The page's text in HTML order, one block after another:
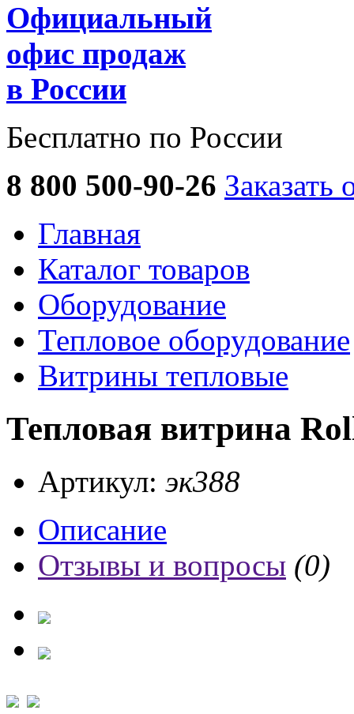
Официальный
офис продаж
в России
Бесплатно по России
8 800 500-90-26 Заказать
Главная
Каталог товаров
Оборудование
Тепловое оборудование
Витрины тепловые
Тепловая витрина
Артикул: эк388
Описание
Отзывы и вопросы (0)